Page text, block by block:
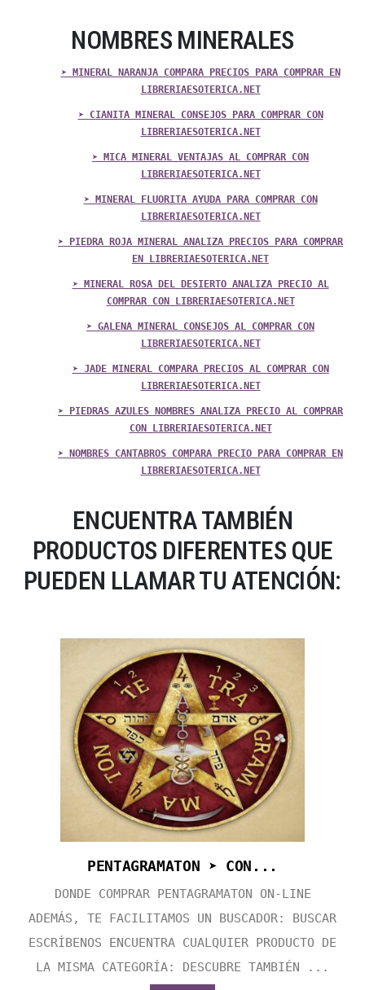
NOMBRES MINERALES
➤ MINERAL NARANJA COMPARA PRECIOS PARA COMPRAR EN
LIBRERIAESOTERICA.NET
➤ CIANITA MINERAL CONSEJOS PARA COMPRAR CON
LIBRERIAESOTERICA.NET
➤ MICA MINERAL VENTAJAS AL COMPRAR CON
LIBRERIAESOTERICA.NET
➤ MINERAL FLUORITA AYUDA PARA COMPRAR CON
LIBRERIAESOTERICA.NET
➤ PIEDRA ROJA MINERAL ANALIZA PRECIOS PARA COMPRAR
EN LIBRERIAESOTERICA.NET
➤ MINERAL ROSA DEL DESIERTO ANALIZA PRECIO AL
COMPRAR CON LIBRERIAESOTERICA.NET
➤ GALENA MINERAL CONSEJOS AL COMPRAR CON
LIBRERIAESOTERICA.NET
➤ JADE MINERAL COMPARA PRECIOS AL COMPRAR CON
LIBRERIAESOTERICA.NET
➤ PIEDRAS AZULES NOMBRES ANALIZA PRECIO AL COMPRAR
CON LIBRERIAESOTERICA.NET
➤ NOMBRES CANTABROS COMPARA PRECIO PARA COMPRAR EN
LIBRERIAESOTERICA.NET
ENCUENTRA TAMBIÉN
PRODUCTOS DIFERENTES QUE
PUEDEN LLAMAR TU ATENCIÓN:
PENTAGRAMATON ➤ CON...
DONDE COMPRAR PENTAGRAMATON ON-LINE
ADEMÁS, TE FACILITAMOS UN BUSCADOR: BUSCAR
ESCRÍBENOS ENCUENTRA CUALQUIER PRODUCTO DE
LA MISMA CATEGORÍA: DESCUBRE TAMBIÉN ...